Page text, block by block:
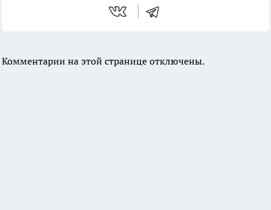
Комментарии на этой странице отключены.